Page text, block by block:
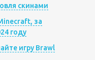
скинами
за
году
игру Brawl